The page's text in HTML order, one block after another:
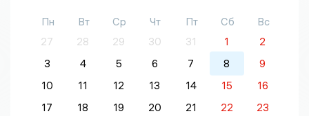
Пн Вт Ср Чт Пт Сб
Вс
27
28 29 30 31 1
2
3
4 5 6 7 8
9
10
11 12 13 14 15
16
17
18 19 20 21 22
23